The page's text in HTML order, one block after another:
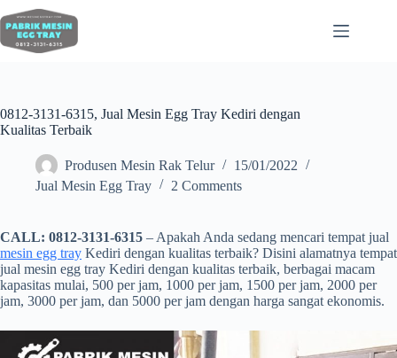
0812-3131-6315, Jual Mesin Egg Tray Kediri dengan
Kualitas Terbaik
Produsen Mesin Rak Telur
15/01/2022
Jual Mesin Egg Tray
2 Comments
CALL: 0812-3131-6315 – Apakah Anda sedang mencari tempat jual
mesin egg tray Kediri dengan kualitas terbaik? Disini alamatnya tempat
jual mesin egg tray Kediri dengan kualitas terbaik, berbagai macam
kapasitas mulai, 500 per jam, 1000 per jam, 1500 per jam, 2000 per
jam, 3000 per jam, dan 5000 per jam dengan harga sangat ekonomis.